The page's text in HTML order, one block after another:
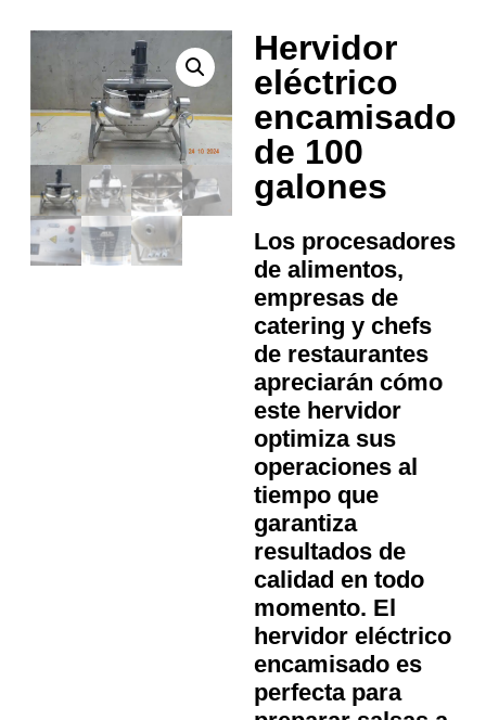
Hervidor
eléctrico
encamisado
de 100
galones
Los procesadores
de alimentos,
empresas de
catering y chefs
de restaurantes
apreciarán cómo
este hervidor
optimiza sus
operaciones al
tiempo que
garantiza
resultados de
calidad en todo
momento. El
hervidor eléctrico
encamisado es
perfecta para